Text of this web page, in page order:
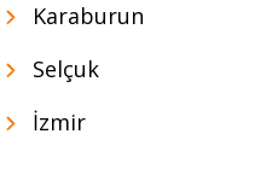
Karaburun
Selçuk
İzmir